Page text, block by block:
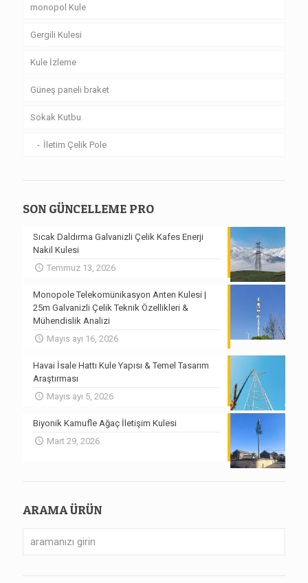
monopol Kule
Gergili Kulesi
Kule İzleme
Güneş paneli braket
Sokak Kutbu
İletim Çelik Pole
SON GÜNCELLEME PRO
Sıcak Daldırma Galvanizli Çelik Kafes Enerji
Nakil Kulesi
Temmuz 13, 2026
Monopole Telekomünikasyon Anten Kulesi |
25m Galvanizli Çelik Teknik Özellikleri &
Mühendislik Analizi
Mayıs ayı 16, 2026
Havai İsale Hattı Kule Yapısı & Temel Tasarım
Araştırması
Mayıs ayı 5, 2026
Biyonik Kamufle Ağaç İletişim Kulesi
Mart 29, 2026
ARAMA ÜRÜN